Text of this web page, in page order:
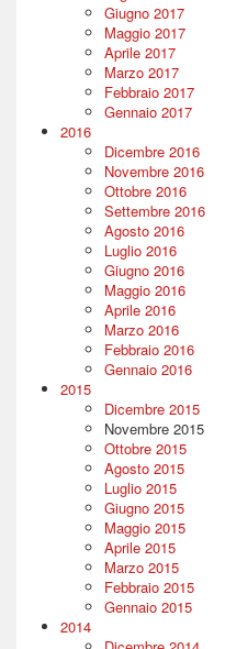
Giugno 2017
Maggio 2017
Aprile 2017
Marzo 2017
Febbraio 2017
Gennaio 2017
2016
Dicembre 2016
Novembre 2016
Ottobre 2016
Settembre 2016
Agosto 2016
Luglio 2016
Giugno 2016
Maggio 2016
Aprile 2016
Marzo 2016
Febbraio 2016
Gennaio 2016
2015
Dicembre 2015
Novembre 2015
Ottobre 2015
Agosto 2015
Luglio 2015
Giugno 2015
Maggio 2015
Aprile 2015
Marzo 2015
Febbraio 2015
Gennaio 2015
2014